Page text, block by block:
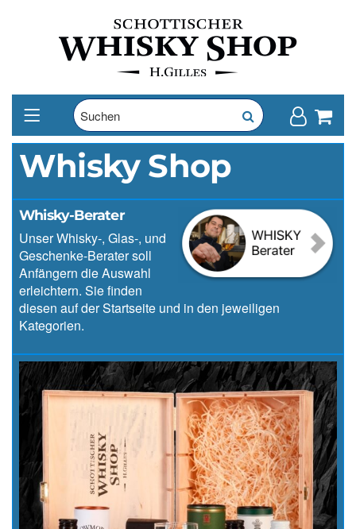
Whisky Shop
Whisky-Berater
Unser Whisky-, Glas-, und
Geschenke-Berater soll
Anfängern die Auswahl
erleichtern. Sie finden
diesen auf der Startseite und in den jeweiligen
Kategorien.